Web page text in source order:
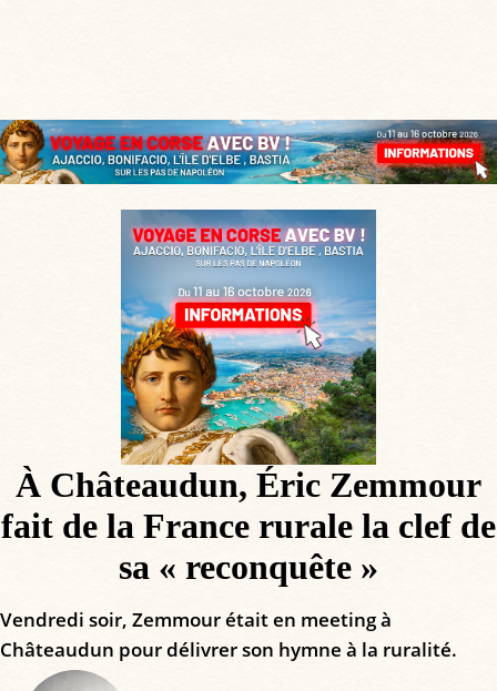
À Châteaudun, Éric Zemmour
fait de la France rurale la clef de
sa « reconquête »
Vendredi soir, Zemmour était en meeting à
Châteaudun pour délivrer son hymne à la ruralité.